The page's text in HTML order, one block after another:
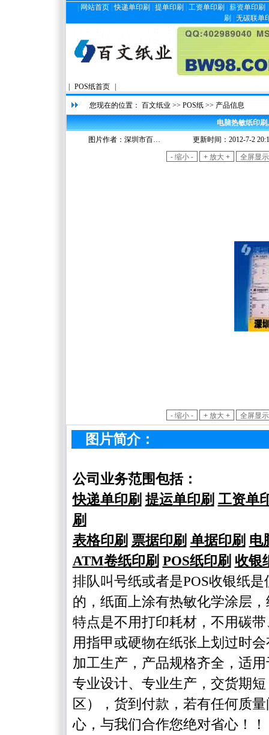
网站首页 |快递单印刷 提单印刷 工资单印刷 薪资单印刷
刷
无碳联单
POS纸首页
您现在的位置： 百文纸业 >> POS纸 >> 产品信息
电脑热敏纸印
图片作者： 深圳市百… 更新时间：2012-7-2
图片简介：
公司业务范围包括：
快递单印刷 提运单印刷 工资单
刷
表格印刷 票据印刷 单据印刷 电
ATM卷纸印刷 POS纸印刷 收银
排队叫号纸或者是POS收银纸
的，纸面上涂有热敏化学涂层
特点是不用打印耗材，不用碳
用指甲或硬物在纸张上划过时
加工生产，产品规格齐全，适
专业设计、专业生产，交货期
区），货到付款，若有任何质
心，与我们合作您绝对省心！！